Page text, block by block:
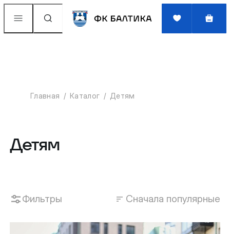
Главная Каталог Детям
Детям
Фильтры Сначала популярные